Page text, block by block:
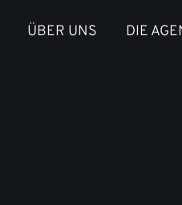
ÜBER UNS DIE